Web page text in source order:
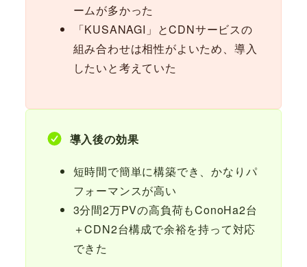
ームが多かった
「KUSANAGI」とCDNサービスの
組み合わせは相性がよいため、導入
したいと考えていた
導入後の効果
短時間で簡単に構築でき、かなりパ
フォーマンスが高い
3分間2万PVの高負荷もConoHa2台
＋CDN2台構成で余裕を持って対応
できた